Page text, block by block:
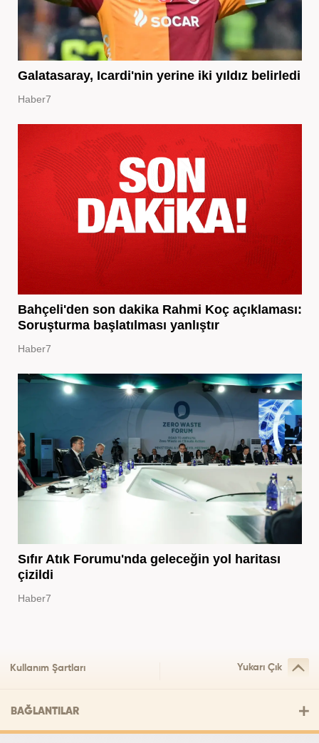
Galatasaray, Icardi'nin yerine iki yıldız belirledi
Haber7
Bahçeli'den son dakika Rahmi Koç açıklaması:
Soruşturma başlatılması yanlıştır
Haber7
Sıfır Atık Forumu'nda geleceğin yol haritası
çizildi
Haber7
Kullanım Şartları Yukarı Çık
BAĞLANTILAR